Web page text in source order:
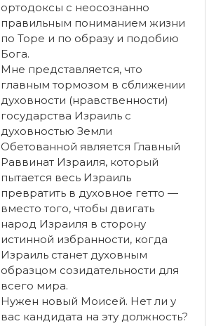
ортодоксы с неосознанно
правильным пониманием жизни
по Торе и по образу и подобию
Бога.
Мне представляется, что
главным тормозом в сближении
духовности (нравственности)
государства Израиль с
духовностью Земли
Обетованной является Главный
Раввинат Израиля, который
пытается весь Израиль
превратить в духовное гетто —
вместо того, чтобы двигать
народ Израиля в сторону
истинной избранности, когда
Израиль станет духовным
образцом созидательности для
всего мира.
Нужен новый Моисей. Нет ли у
вас кандидата на эту должность?